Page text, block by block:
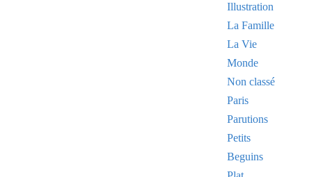
Illustration
La Famille
La Vie
Monde
Non classé
Paris
Parutions
Petits
Beguins